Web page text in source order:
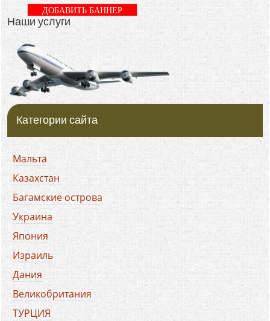
Наши услуги
ДОБАВИТЬ БАННЕР
Категории сайта
Мальта
Казахстан
Багамские острова
Украина
Япония
Израиль
Дания
Великобритания
ТУРЦИЯ